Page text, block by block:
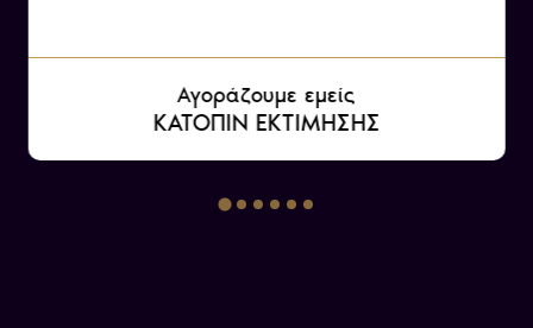
Αγοράζουμε εμείς
ΚΑΤΟΠΙΝ ΕΚΤΙΜΗΣΗΣ